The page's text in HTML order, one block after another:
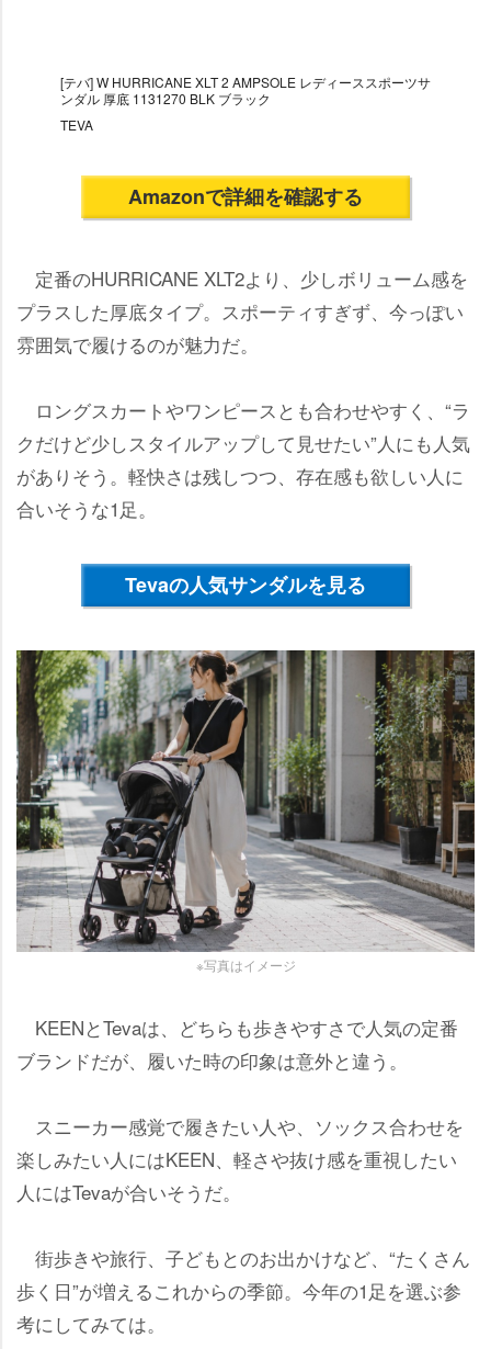
[テバ] W HURRICANE XLT 2 AMPSOLE レディーススポーツサ
ンダル 厚底 1131270 BLK ブラック
TEVA
Amazonで詳細を確認する
定番のHURRICANE XLT2より、少しボリューム感を
プラスした厚底タイプ。スポーティすぎず、今っぽい
雰囲気で履けるのが魅力だ。
ロングスカートやワンピースとも合わせやすく、“ラ
クだけど少しスタイルアップして見せたい”人にも人気
がありそう。軽快さは残しつつ、存在感も欲しい人に
合いそうな1足。
Tevaの人気サンダルを見る
※写真はイメージ
KEENとTevaは、どちらも歩きやすさで人気の定番
ブランドだが、履いた時の印象は意外と違う。
スニーカー感覚で履きたい人や、ソックス合わせを
楽しみたい人にはKEEN、軽さや抜け感を重視したい
人にはTevaが合いそうだ。
街歩きや旅行、子どもとのお出かけなど、“たくさん
歩く日”が増えるこれからの季節。今年の1足を選ぶ参
考にしてみては。